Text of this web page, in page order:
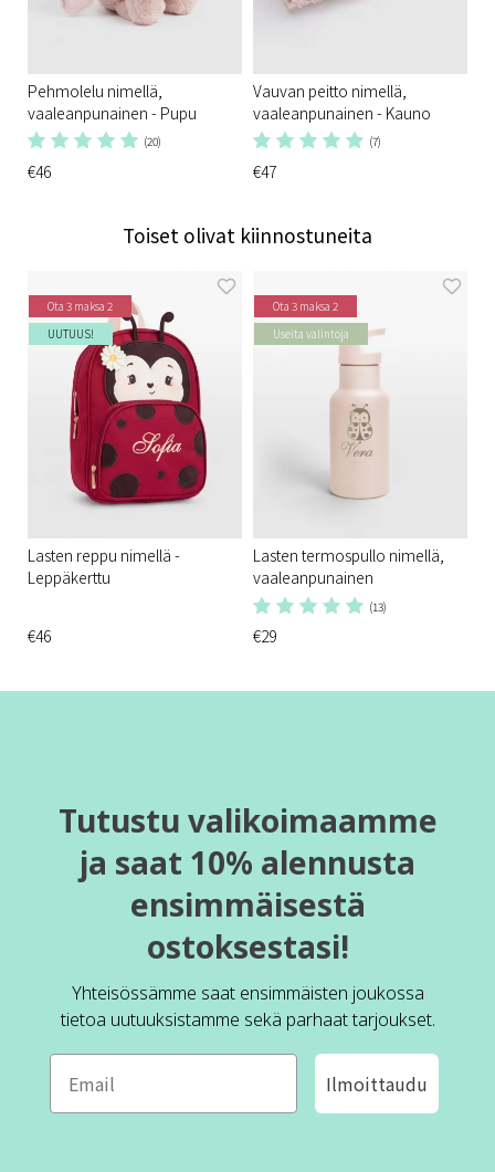
Pehmolelu nimellä,
vaaleanpunainen - Pupu
(20)
€46
Vauvan peitto nimellä,
vaaleanpunainen - Kauno
(7)
€47
Toiset olivat kiinnostuneita
Ota 3 maksa 2
UUTUUS!
Lasten reppu nimellä -
Leppäkerttu
€46
Ota 3 maksa 2
Useita valintoja
Lasten termospullo nimellä,
vaaleanpunainen
(13)
€29
Tutustu valikoimaamme
ja saat 10% alennusta
ensimmäisestä
ostoksestasi!
Yhteisössämme saat ensimmäisten joukossa
tietoa uutuuksistamme sekä parhaat tarjoukset.
Ilmoittaudu